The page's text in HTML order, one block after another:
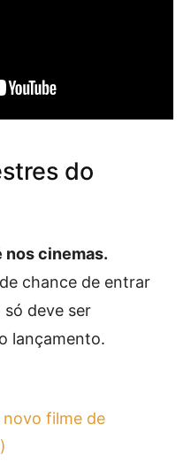
do
nos cinemas.
chance de entrar
deve ser
lançamento.
filme de